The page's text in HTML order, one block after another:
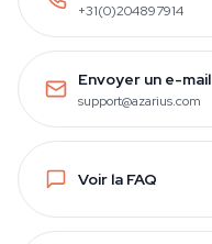
+31(0)204897914
Envoyer un e-mail
support@azarius.com
Voir la FAQ